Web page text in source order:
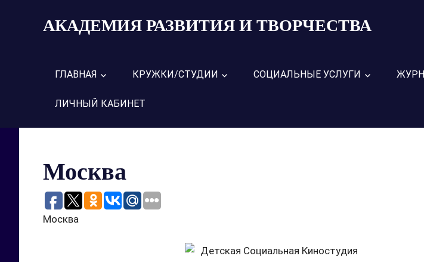
АКАДЕМИЯ РАЗВИТИЯ И ТВОРЧЕСТВА
ГЛАВНАЯ КРУЖКИ/СТУДИИ СОЦИАЛЬНЫЕ УСЛУГИ
ЛИЧНЫЙ КАБИНЕТ
Москва
Москва